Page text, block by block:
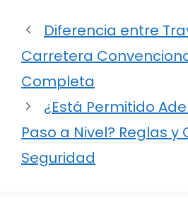
Diferencia entre
Carretera
Completa
¿Está Permitido
Paso a Nivel? Reglas y
Seguridad